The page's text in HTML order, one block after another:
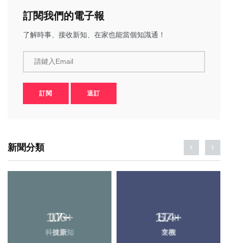
訂閱我們的電子報
了解時事、接收新知、在家也能當個知識通！
請鍵入Email
訂閱 退訂
新聞分類
106+
健康
57+
專欄
17+
科技新知
114+
文教